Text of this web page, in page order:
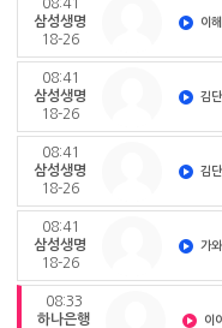
08:41
삼성생명
18-26
이
08:41
삼성생명
18-26
김
08:41
삼성생명
18-26
김
08:41
삼성생명
18-26
가
08:33
하나은행
이